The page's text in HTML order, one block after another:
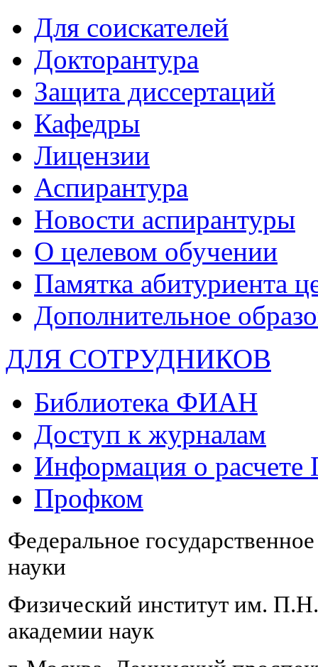
Для соискателей
Докторантура
Защита диссертаций
Кафедры
Лицензии
Аспирантура
Новости аспирантуры
О целевом обучении
Памятка абитуриента
Дополнительное
ДЛЯ СОТРУДНИКОВ
Библиотека ФИАН
Доступ к журналам
Информация о
Профком
Федеральное
науки
Физический институт им.
академии наук